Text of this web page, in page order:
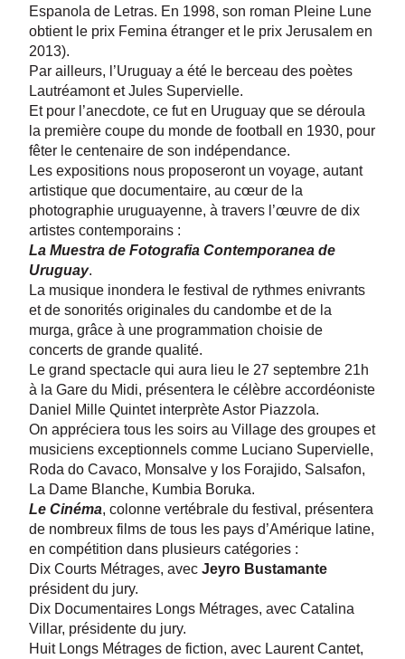
Espanola de Letras. En 1998, son roman Pleine Lune
obtient le prix Femina étranger et le prix Jerusalem en
2013).
Par ailleurs, l’Uruguay a été le berceau des poètes
Lautréamont et Jules Supervielle.
Et pour l’anecdote, ce fut en Uruguay que se déroula
la première coupe du monde de football en 1930, pour
fêter le centenaire de son indépendance.
Les expositions nous proposeront un voyage, autant
artistique que documentaire, au cœur de la
photographie uruguayenne, à travers l’œuvre de dix
artistes contemporains :
La Muestra de Fotografia Contemporanea de
Uruguay.
La musique inondera le festival de rythmes enivrants
et de sonorités originales du candombe et de la
murga, grâce à une programmation choisie de
concerts de grande qualité.
Le grand spectacle qui aura lieu le 27 septembre 21h
à la Gare du Midi, présentera le célèbre accordéoniste
Daniel Mille Quintet interprète Astor Piazzola.
On appréciera tous les soirs au Village des groupes et
musiciens exceptionnels comme Luciano Supervielle,
Roda do Cavaco, Monsalve y los Forajido, Salsafon,
La Dame Blanche, Kumbia Boruka.
Le Cinéma, colonne vertébrale du festival, présentera
de nombreux films de tous les pays d’Amérique latine,
en compétition dans plusieurs catégories :
Dix Courts Métrages, avec Jeyro Bustamante
président du jury.
Dix Documentaires Longs Métrages, avec Catalina
Villar, présidente du jury.
Huit Longs Métrages de fiction, avec Laurent Cantet,